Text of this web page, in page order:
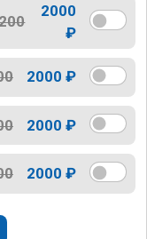
2000
₽
2000 ₽
2000 ₽
2000 ₽